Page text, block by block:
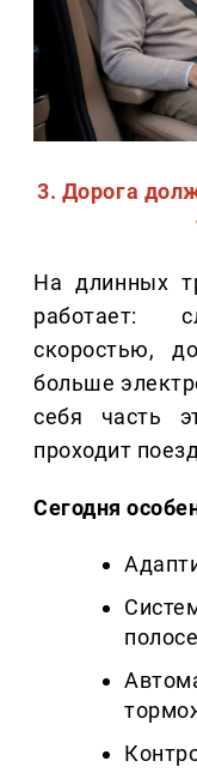
3. Дорога
На длинных
работает:
скоростью,
больше
себя часть
проходит
Сегодня